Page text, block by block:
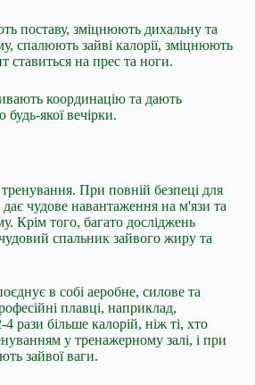
поставу, зміцнюють дихальну та
спалюють зайві калорії, зміцнюють
ставиться на прес та ноги.
координацію та дають
будь-якої вечірки.
При повній безпеці для
дає чудове навантаження на м'язи та
Крім того, багато досліджень
спальник зайвого жиру та
в собі аеробне, силове та
плавці, наприклад,
рази більше калорій, ніж ті, хто
у тренажерному залі, і при
зайвої ваги.